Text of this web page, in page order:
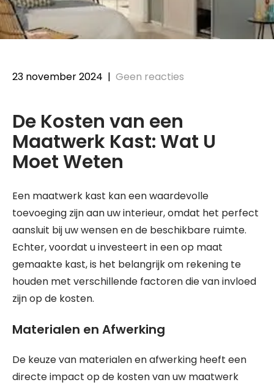
23 november 2024 | Geen reacties
De Kosten van een
Maatwerk Kast: Wat U
Moet Weten
Een maatwerk kast kan een waardevolle
toevoeging zijn aan uw interieur, omdat het perfect
aansluit bij uw wensen en de beschikbare ruimte.
Echter, voordat u investeert in een op maat
gemaakte kast, is het belangrijk om rekening te
houden met verschillende factoren die van invloed
zijn op de kosten.
Materialen en Afwerking
De keuze van materialen en afwerking heeft een
directe impact op de kosten van uw maatwerk